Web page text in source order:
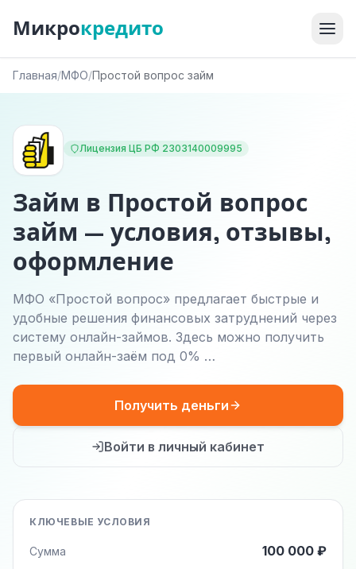
Микрокредито
Главная/МФО/Простой вопрос займ
Лицензия ЦБ РФ 2303140009995
Займ в Простой вопрос
займ — условия, отзывы,
оформление
МФО «Простой вопрос» предлагает быстрые и
удобные решения финансовых затруднений через
систему онлайн-займов. Здесь можно получить
первый онлайн-заём под 0% …
Получить деньги
Войти в личный кабинет
КЛЮЧЕВЫЕ УСЛОВИЯ
Сумма 100 000 ₽